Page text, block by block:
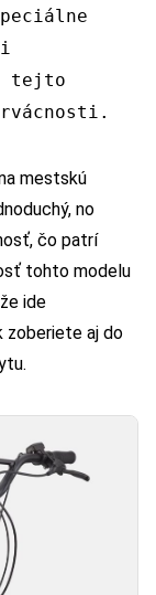
tejto
mestskú
no
čo patrí
tohto modelu
ide
zoberiete aj do